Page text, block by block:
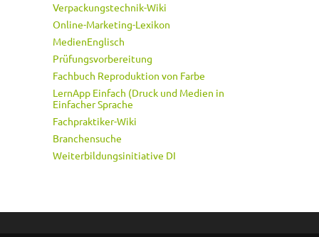
Verpackungstechnik-Wiki
Online-Marketing-Lexikon
MedienEnglisch
Prüfungsvorbereitung
Fachbuch Reproduktion von Farbe
LernApp Einfach (Druck und Medien in
Einfacher Sprache
Fachpraktiker-Wiki
Branchensuche
Weiterbildungsinitiative DI